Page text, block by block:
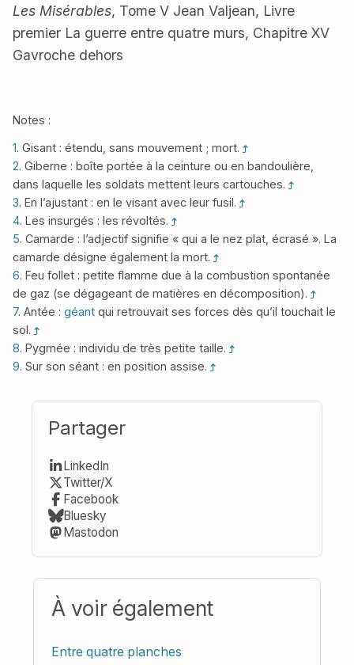
Les Misérables, Tome V Jean Valjean, Livre
premier La guerre entre quatre murs, Chapitre XV
Gavroche dehors
Notes :
1. Gisant : étendu, sans mouvement ; mort.
2. Giberne : boîte portée à la ceinture ou en bandoulière,
dans laquelle les soldats mettent leurs cartouches.
3. En l’ajustant : en le visant avec leur fusil.
4. Les insurgés : les révoltés.
5. Camarde : l’adjectif signifie « qui a le nez plat, écrasé ». La
camarde désigne également la mort.
6. Feu follet : petite flamme due à la combustion spontanée
de gaz (se dégageant de matières en décomposition).
7. Antée : géant qui retrouvait ses forces dès qu’il touchait le
sol.
8. Pygmée : individu de très petite taille.
9. Sur son séant : en position assise.
Partager
LinkedIn
Twitter/X
Facebook
Bluesky
Mastodon
À voir également
Entre quatre planches